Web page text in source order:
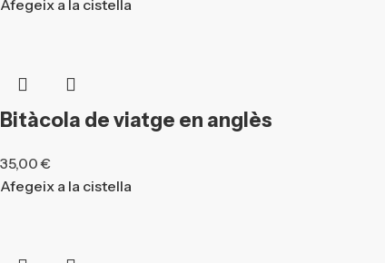
Afegeix a la cistella
Bitàcola de viatge en anglès
35,00€
Afegeix a la cistella